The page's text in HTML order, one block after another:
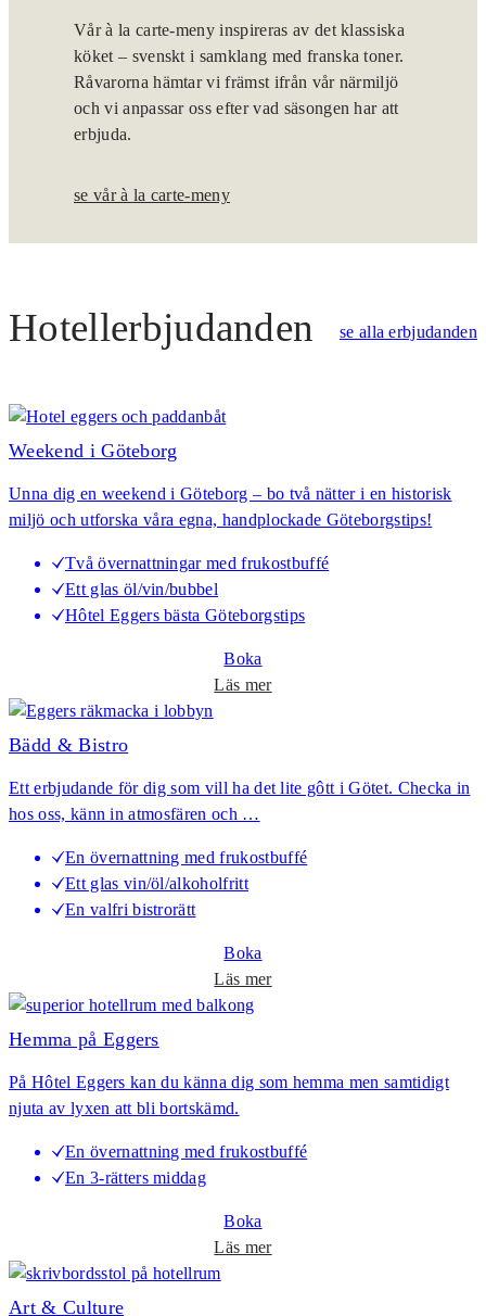
Vår à la carte-meny inspireras av det klassiska
köket – svenskt i samklang med franska toner.
Råvarorna hämtar vi främst ifrån vår närmiljö
och vi anpassar oss efter vad säsongen har att
erbjuda.
se vår à la carte-meny
Hotellerbjudanden se alla erbjudanden
Weekend i Göteborg
Unna dig en weekend i Göteborg – bo två nätter i en historisk
miljö och utforska våra egna, handplockade Göteborgstips!
Två övernattningar med frukostbuffé
Ett glas öl/vin/bubbel
Hôtel Eggers bästa Göteborgstips
Boka
Läs mero
e
n
Bädd & Bistro
Ett erbjudande för dig som vill ha det lite gôtt i Götet. Checka in
hos oss, känn in atmosfären och …
En övernattning med frukostbuffé
Ett glas vin/öl/alkoholfritt
En valfri bistrorätt
Boka
Läs mero
d
B
Hemma på Eggers
På Hôtel Eggers kan du känna dig som hemma men samtidigt
njuta av lyxen att bli bortskämd.
En övernattning med frukostbuffé
En 3-rätters middag
Boka
Läs mero
Art & Culture